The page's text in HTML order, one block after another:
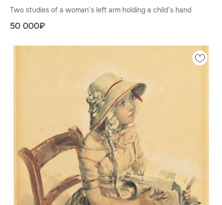
Two studies of a woman’s left arm holding a child’s hand
50 000₽